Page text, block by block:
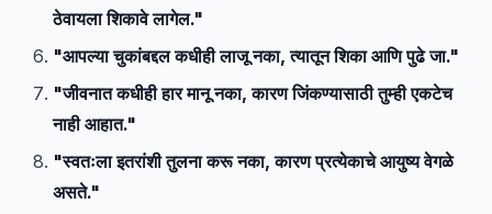
ठेवायला शिकावे लागेल."
"आपल्या चुकांबद्दल कधीही लाजू नका, त्यातून शिका आणि पुढे जा."
"जीवनात कधीही हार मानू नका, कारण जिंकण्यासाठी तुम्ही एकटेच
नाही आहात."
"स्वतःला इतरांशी तुलना करू नका, कारण प्रत्येकाचे आयुष्य वेगळे
असते."